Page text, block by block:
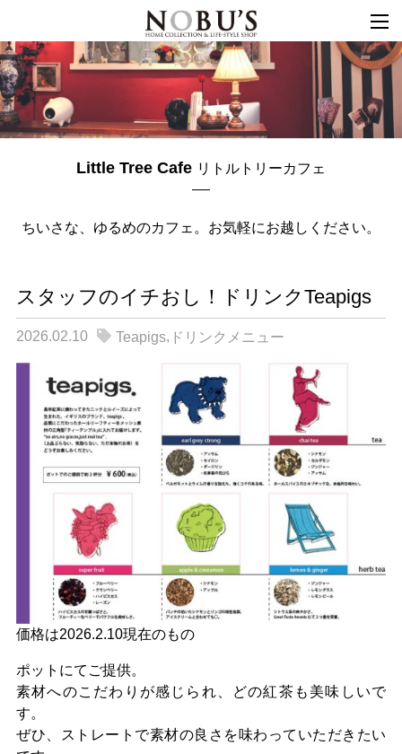
Little Tree Cafe リトルトリーカフェ
ちいさな、 ゆるめのカフェ。 お気軽にお越しください。
スタッフのイチおし！ドリンクTeapigs
2026.02.10 Teapigs, ドリンクメニュー
価格は2026.2.10現在のもの
ポットにてご提供。
素材へのこだわりが感じられ、どの紅茶も美味しいで
す。
ぜひ、ストレートで素材の良さを味わっていただきたい